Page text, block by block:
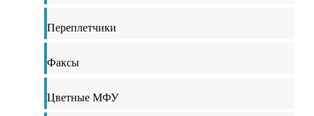
Переплетчики
Факсы
Цветные МФУ